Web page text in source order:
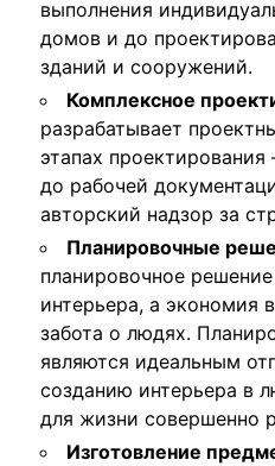
выполнения
домов и до
зданий и сооружений.
Комплексное
разрабатывает
этапах проектирования
до рабочей
авторский надзор за
Планировочные
планировочное
интерьера, а экономия
забота о людях.
являются идеальным
созданию интерьера в
для жизни совершенно
Изготовление